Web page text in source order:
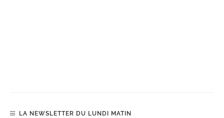
LA NEWSLETTER DU LUNDI MATIN